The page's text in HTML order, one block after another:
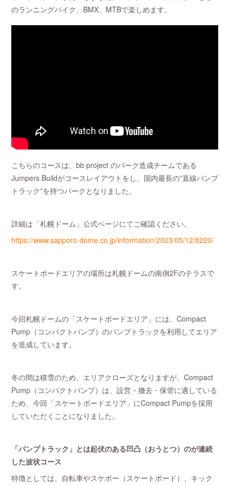
のランニングバイク、BMX、MTBで楽しめます。
こちらのコースは、bb project のパーク造成チームである
Jumpers Buildがコースレイアウトをし、国内最長の”直線パンプ
トラック”を持つパークとなりました。
詳細は「札幌ドーム」公式ページにてご確認ください。
https://www.sapporo-dome.co.jp/information/2023/05/12/8220/
スケートボードエリアの場所は札幌ドームの南側2Fのテラスで
す。
今回札幌ドームの「スケートボードエリア」には、Compact
Pump（コンパクトパンプ）のパンプトラックを利用してエリア
を造成しています。
冬の間は積雪のため、エリアクローズとなりますが、Compact
Pump（コンパクトパンプ）は、設営・撤去・保管に適している
ため、今回「スケートボードエリア」にCompact Pumpを採用
していただくことになりました。
「パンプトラック」とは起伏のある凹凸（おうとつ）のが連続
した波状コース
特徴としては、自転車やスケボー（スケートボード）、キック